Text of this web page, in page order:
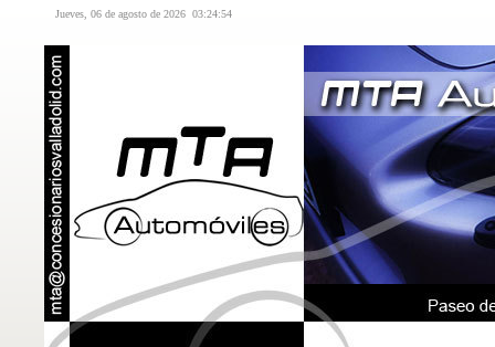
Jueves, 06 de agosto de 2026 03:24:55